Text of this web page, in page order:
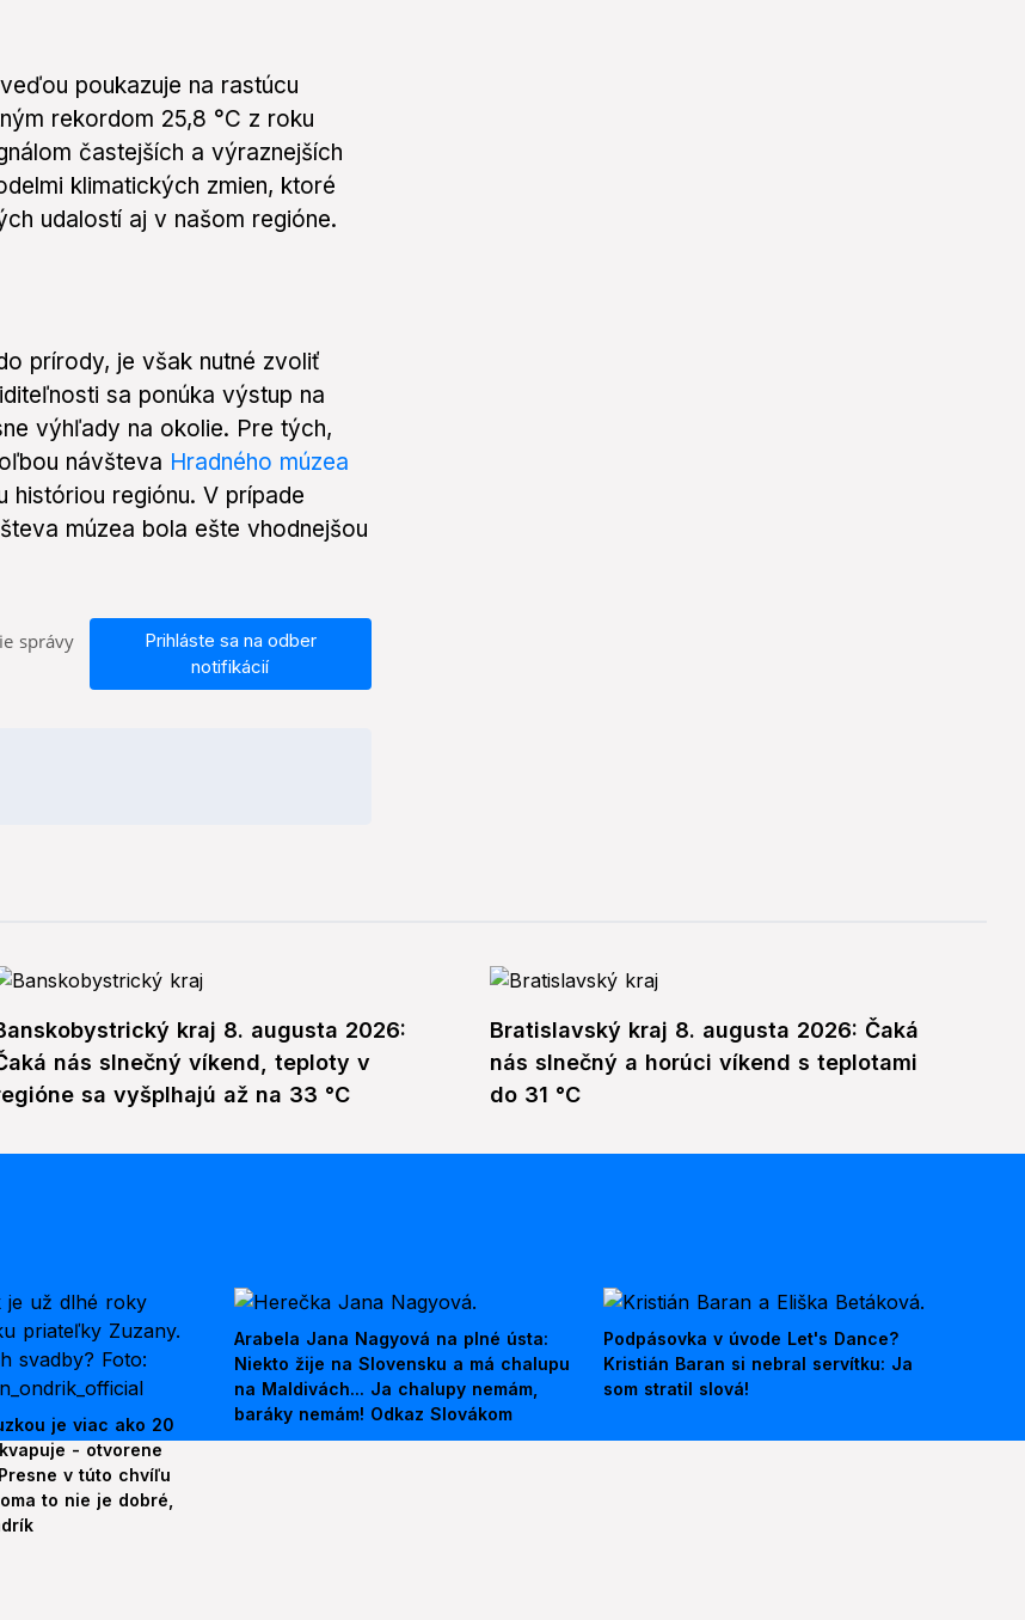
poukazuje na rastúcu
rekordom 25,8 °C z roku
častejších a výraznejších
klimatických zmien, ktoré
udalostí aj v našom regióne.
prírody, je však nutné zvoliť
sa ponúka výstup na
výhľady na okolie. Pre tých,
návšteva Hradného múzea
históriou regiónu. V prípade
múzea bola ešte vhodnejšou
správy
Prihláste sa na odber
notifikácií
kraj 8. augusta 2026:
nás slnečný víkend, teploty v
sa vyšplhajú až na 33 °C
Bratislavský kraj 8. augusta 2026: Čaká
nás slnečný a horúci víkend s teplotami
do 31 °C
je viac ako 20
- otvorene
v túto chvíľu
to nie je dobré,
Arabela Jana Nagyová na plné ústa:
Niekto žije na Slovensku a má chalupu
na Maldivách... Ja chalupy nemám,
baráky nemám! Odkaz Slovákom
Podpásovka v úvode Let's Dance?
Kristián Baran si nebral servítku: Ja
som stratil slová!